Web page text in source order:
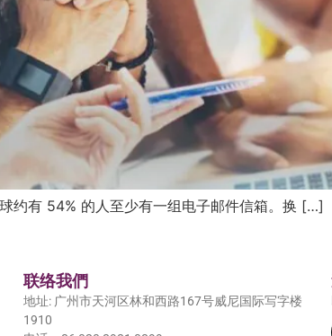
约有 54% 的人至少有一组电子邮件信箱。换 […]
联络我們
地址: 广州市天河区林和西路167号威尼国际写字楼
1910